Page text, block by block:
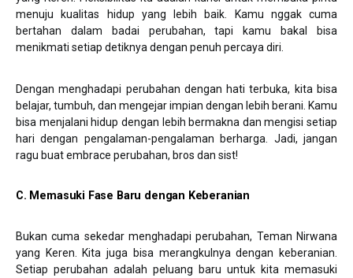
menuju kualitas hidup yang lebih baik. Kamu nggak cuma
bertahan dalam badai perubahan, tapi kamu bakal bisa
menikmati setiap detiknya dengan penuh percaya diri.
Dengan menghadapi perubahan dengan hati terbuka, kita bisa
belajar, tumbuh, dan mengejar impian dengan lebih berani. Kamu
bisa menjalani hidup dengan lebih bermakna dan mengisi setiap
hari dengan pengalaman-pengalaman berharga. Jadi, jangan
ragu buat embrace perubahan, bros dan sist!
C. Memasuki Fase Baru dengan Keberanian
Bukan cuma sekedar menghadapi perubahan, Teman Nirwana
yang Keren. Kita juga bisa merangkulnya dengan keberanian.
Setiap perubahan adalah peluang baru untuk kita memasuki